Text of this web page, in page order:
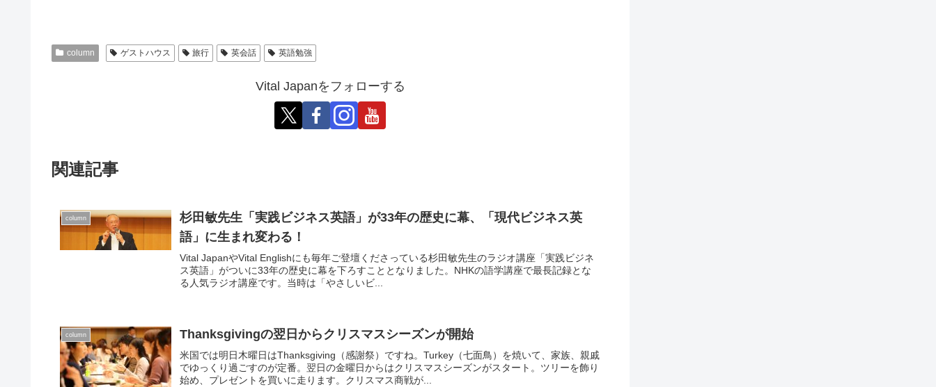
column ゲストハウス 旅行 英会話 英語勉強
Vital Japanをフォローする
関連記事
column
杉田敏先生「実践ビジネス英語」が33年の歴史に幕、「現代ビジネス英
語」に生まれ変わる！
Vital JapanやVital Englishにも毎年ご登壇くださっている杉田敏先生のラジオ講座「実践ビジネ
ス英語」がついに33年の歴史に幕を下ろすこととなりました。NHKの語学講座で最長記録とな
る人気ラジオ講座です。当時は「やさしいビ...
column Thanksgivingの翌日からクリスマスシーズンが開始
米国では明日木曜日はThanksgiving（感謝祭）ですね。Turkey（七面鳥）を焼いて、家族、親戚
でゆっくり過ごすのが定番。翌日の金曜日からはクリスマスシーズンがスタート。ツリーを飾り
始め、プレゼントを買いに走ります。クリスマス商戦が...